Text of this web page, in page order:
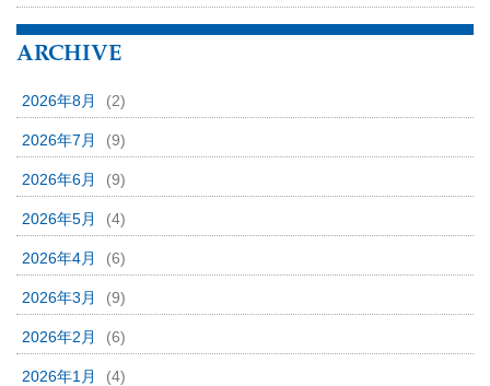
ARCHIVE
2026年8月 (2)
2026年7月 (9)
2026年6月 (9)
2026年5月 (4)
2026年4月 (6)
2026年3月 (9)
2026年2月 (6)
2026年1月 (4)